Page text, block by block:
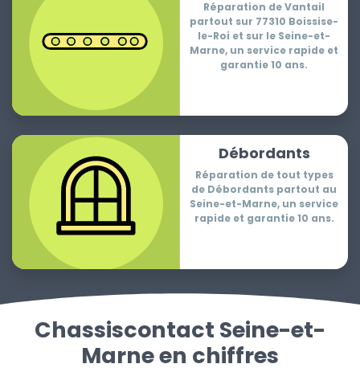
Réparation de Vantail
partout sur 77310 Boissise-
le-Roi et sur le Seine-et-
Marne, un service rapide et
garantie 10 ans.
Débordants
Réparation de tout types
de Débordants partout au
Seine-et-Marne, un service
rapide et garantie 10 ans.
Chassiscontact Seine-et-
Marne en chiffres